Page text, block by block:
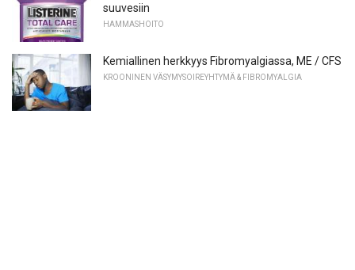
suuvesiin
HAMMASHOITO
Kemiallinen herkkyys Fibromyalgiassa, ME / CFS
KROONINEN VÄSYMYSOIREYHTYMÄ & FIBROMYALGIA